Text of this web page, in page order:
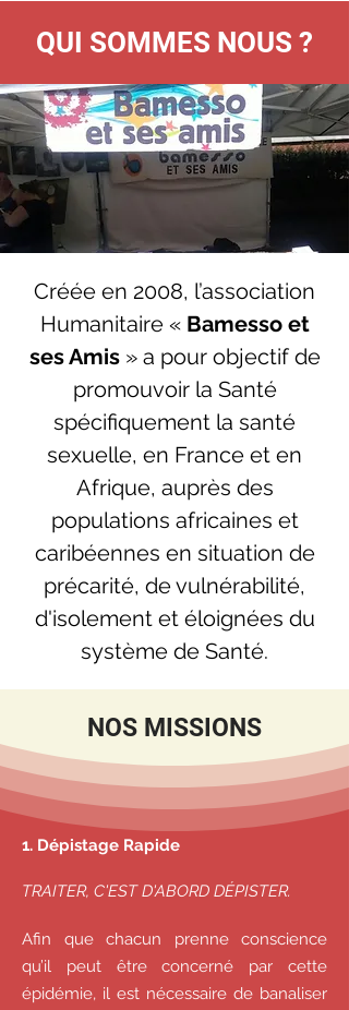
QUI SOMMES NOUS ?
Créée en 2008, l’association
Humanitaire « Bamesso et
ses Amis» a pour objectif de
promouvoir la Santé
spécifiquement la santé
sexuelle, en France et en
Afrique, auprès des
populations africaines et
caribéennes en situation de
précarité, de vulnérabilité,
d'isolement et éloignées du
système de Santé.
NOS MISSIONS
1. Dépistage Rapide
TRAITER, C'EST D'ABORD DÉPISTER.
Afin que chacun prenne conscience
qu’il peut être concerné par cette
épidémie, il est nécessaire de banaliser